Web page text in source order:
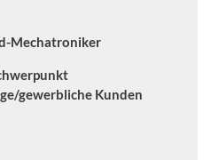
Mechatroniker
gewerbliche Kunden